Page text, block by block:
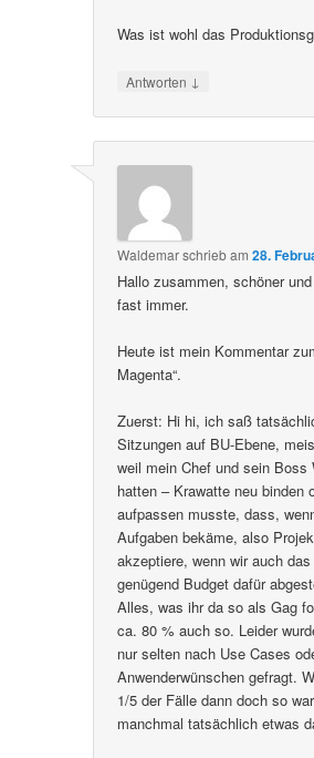
Was ist wohl das
Antworten ↓
Waldemarschriebam28.
Hallo zusammen, schöner
fast immer.
Heute ist mein Kommentar
Magenta“.
Zuerst: Hi hi, ich saß
Sitzungen auf BU-Ebene,
weil mein Chef und sein Boss
hatten – Krawatte neu binden
aufpassen musste, dass,
Aufgaben bekäme, also
akzeptiere, wenn wir auch
genügend Budget dafür
Alles, was ihr da so als Gag
ca. 80 % auch so. Leider
nur selten nach Use Cases
Anwenderwünschen gefragt.
1/5 der Fälle dann doch so
manchmal tatsächlich etwas